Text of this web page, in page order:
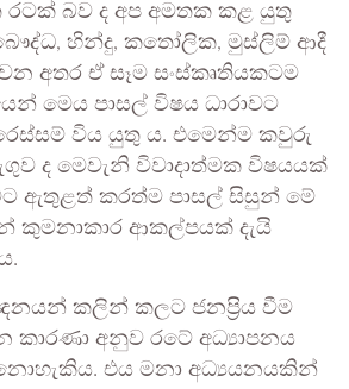
රටක් බව ද අප අමතක කළ යුතු
හින්දු, කතෝලික, මුස්ලිම් ආදී
අතර ඒ සෑම සංස්කෘතියකටම
මෙය පාසල් විෂය ධාරාවට
විය යුතු ය. එමෙන්ම කවුරු
ද මෙවැනි විවාදාත්මක විෂයයක්
ඇතුළත් කරත්ම පාසල් සිසුන් මේ
කුමනාකාර ආකල්පයක් දැයි
කලින් කලට ජනප්‍රිය වීම
කාරණා අනුව රටේ අධ්‍යාපනය
එය මනා අධ්‍යයනයකින්